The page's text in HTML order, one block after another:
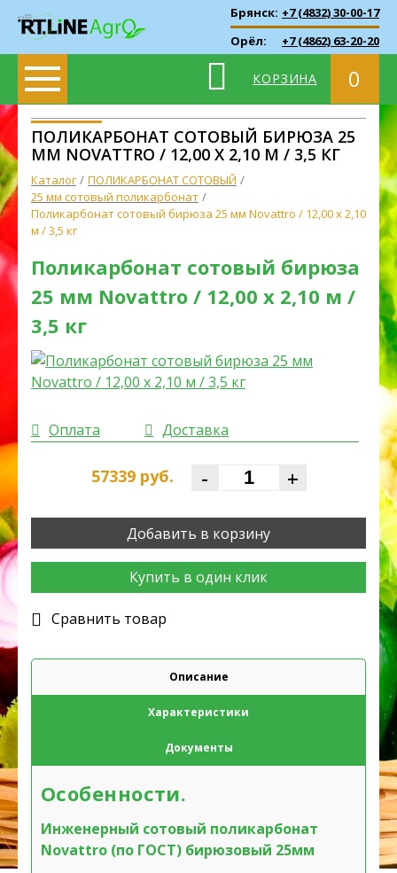
Брянск: +7 (4832) 30-00-17
Орёл:
+7 (4862) 63-20-20
КОРЗИНА 0
ПОЛИКАРБОНАТ СОТОВЫЙ БИРЮЗА 25
ММ NOVATTRO / 12,00 Х 2,10 М / 3,5 КГ
Каталог
ПОЛИКАРБОНАТ СОТОВЫЙ
25 мм сотовый поликарбонат
Поликарбонат сотовый бирюза 25 мм Novattro / 12,00 х 2,10
м / 3,5 кг
Поликарбонат сотовый бирюза
25 мм Novattro / 12,00 х 2,10 м /
3,5 кг
Оплата Доставка
57339руб. - +
Добавить в корзину
Купить в один клик
Cравнить товар
Описание
Характеристики
Документы
Особенности.
Инженерный сотовый поликарбонат
Novattro (по ГОСТ) бирюзовый 25мм